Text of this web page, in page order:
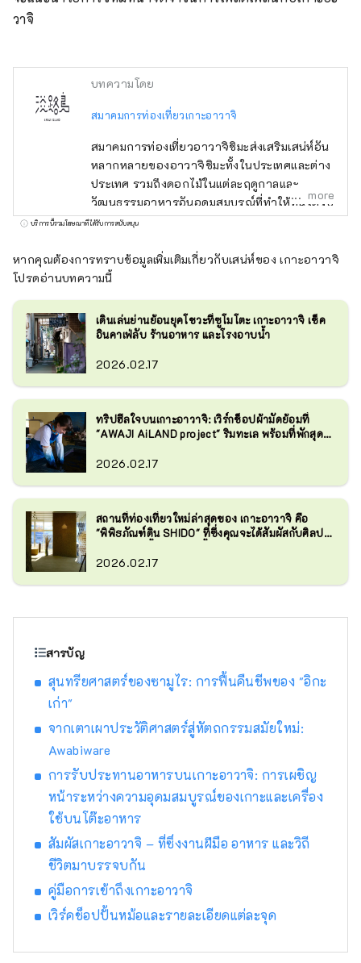
วาจิ
บทความโดย
สมาคมการท่องเที่ยวเกาะอาวาจิ
สมาคมการท่องเที่ยวอาวาจิชิมะส่งเสริมเสน่ห์อัน
หลากหลายของอาวาจิชิมะทั้งในประเทศและต่าง
ประเทศ รวมถึงดอกไม้ในแต่ละฤดูกาลและ
วัฒนธรรมอาหารอันอุดมสมบูรณ์ที่ทำให้ที่นี่ได้รับ
ฉายาว่า "มิกโกคุ"
more
บริการนี้รวมโฆษณาที่ได้รับการสนับสนุน
หากคุณต้องการทราบข้อมูลเพิ่มเติมเกี่ยวกับเสน่ห์ของ เกาะอาวาจิ
โปรดอ่านบทความนี้
เดินเล่นย่านย้อนยุคโชวะที่ซูโมโตะ เกาะอาวาจิ เช็ค
อินคาเฟ่ลับ ร้านอาหาร และโรงอาบน้ำ
2026.02.17
ทริปฮีลใจบนเกาะอาวาจิ: เวิร์กช็อปผ้ามัดย้อมที่
"AWAJI AiLAND project" ริมทะเล พร้อมที่พักสุด
2026.02.17
สถานที่ท่องเที่ยวใหม่ล่าสุดของ เกาะอาวาจิ คือ
"พิพิธภัณฑ์ดิน SHIDO" ที่ซึ่งคุณจะได้สัมผัสกับศิลปะ
2026.02.17
สารบัญ
สุนทรียศาสตร์ของซามูไร: การฟื้นคืนชีพของ "อิกะ
เก่า"
จากเตาเผาประวัติศาสตร์สู่หัตถกรรมสมัยใหม่:
Awabiware
การรับประทานอาหารบนเกาะอาวาจิ: การเผชิญ
หน้าระหว่างความอุดมสมบูรณ์ของเกาะและเครื่อง
ใช้บนโต๊ะอาหาร
สัมผัสเกาะอาวาจิ – ที่ซึ่งงานฝีมือ อาหาร และวิถี
ชีวิตมาบรรจบกัน
คู่มือการเข้าถึงเกาะอาวาจิ
เวิร์คช็อปปั้นหม้อและรายละเอียดแต่ละจุด